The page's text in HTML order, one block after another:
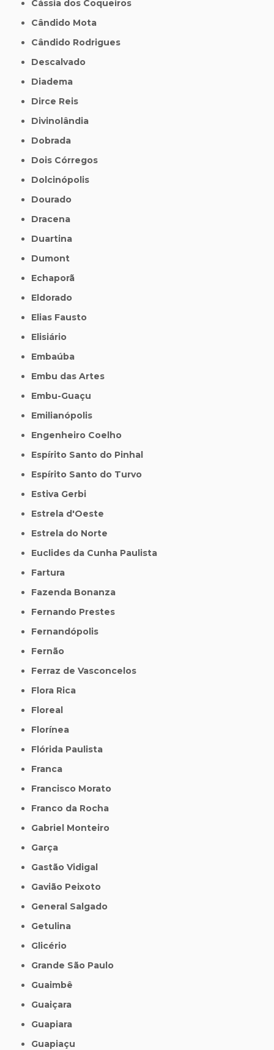
Cássia dos Coqueiros
Cândido Mota
Cândido Rodrigues
Descalvado
Diadema
Dirce Reis
Divinolândia
Dobrada
Dois Córregos
Dolcinópolis
Dourado
Dracena
Duartina
Dumont
Echaporã
Eldorado
Elias Fausto
Elisiário
Embaúba
Embu das Artes
Embu-Guaçu
Emilianópolis
Engenheiro Coelho
Espírito Santo do Pinhal
Espírito Santo do Turvo
Estiva Gerbi
Estrela d'Oeste
Estrela do Norte
Euclides da Cunha Paulista
Fartura
Fazenda Bonanza
Fernando Prestes
Fernandópolis
Fernão
Ferraz de Vasconcelos
Flora Rica
Floreal
Florínea
Flórida Paulista
Franca
Francisco Morato
Franco da Rocha
Gabriel Monteiro
Garça
Gastão Vidigal
Gavião Peixoto
General Salgado
Getulina
Glicério
Grande São Paulo
Guaimbê
Guaiçara
Guapiara
Guapiaçu